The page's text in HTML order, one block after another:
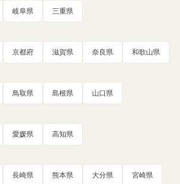
岐阜県 三重県
京都府 滋賀県 奈良県 和歌山県
鳥取県 島根県 山口県
愛媛県 高知県
長崎県 熊本県 大分県 宮崎県